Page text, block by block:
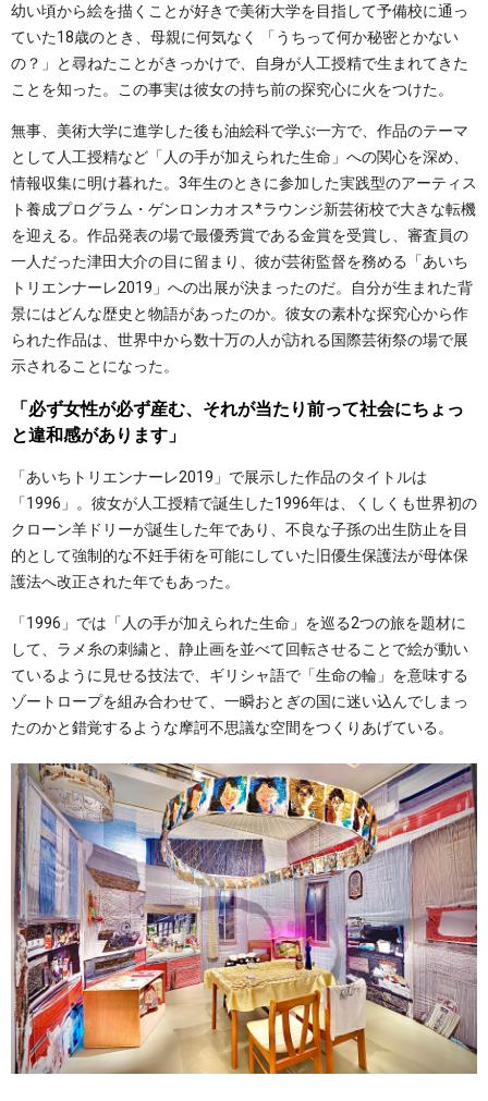
幼い頃から絵を描くことが好きで美術大学を目指して予備校に通っ
ていた18歳のとき、母親に何気なく 「うちって何か秘密とかない
の？」と尋ねたことがきっかけで、自身が人工授精で生まれてきた
ことを知った。この事実は彼女の持ち前の探究心に火をつけた。
無事、美術大学に進学した後も油絵科で学ぶ一方で、作品のテーマ
として人工授精など「人の手が加えられた生命」への関心を深め、
情報収集に明け暮れた。3年生のときに参加した実践型のアーティス
ト養成プログラム・ゲンロンカオス*ラウンジ新芸術校で大きな転機
を迎える。作品発表の場で最優秀賞である金賞を受賞し、審査員の
一人だった津田大介の目に留まり、彼が芸術監督を務める「あいち
トリエンナーレ2019」への出展が決まったのだ。自分が生まれた背
景にはどんな歴史と物語があったのか。彼女の素朴な探究心から作
られた作品は、世界中から数十万の人が訪れる国際芸術祭の場で展
示されることになった。
「必ず女性が必ず産む、それが当たり前って社会にちょっ
と違和感があります」
「あいちトリエンナーレ2019」で展示した作品のタイトルは
「1996」。彼女が人工授精で誕生した1996年は、くしくも世界初の
クローン羊ドリーが誕生した年であり、不良な子孫の出生防止を目
的として強制的な不妊手術を可能にしていた旧優生保護法が母体保
護法へ改正された年でもあった。
「1996」では「人の手が加えられた生命」を巡る2つの旅を題材に
して、ラメ糸の刺繍と、静止画を並べて回転させることで絵が動い
ているように見せる技法で、ギリシャ語で「生命の輪」を意味する
ゾートロープを組み合わせて、一瞬おとぎの国に迷い込んでしまっ
たのかと錯覚するような摩訶不思議な空間をつくりあげている。